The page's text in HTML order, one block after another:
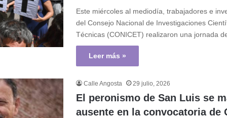
Este miércoles al mediodía, trabajadores e
del Consejo Nacional de Investigaciones
Técnicas (CONICET) realizaron una jornada
Leer más »
Calle Angosta 29 julio, 2026
El peronismo de San Luis se
ausente en la convocatoria de